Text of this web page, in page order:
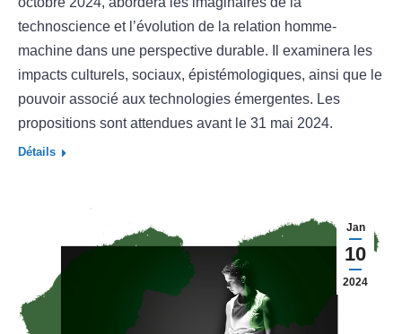
technoscience et l’évolution de la relation homme-
machine dans une perspective durable. Il examinera les
impacts culturels, sociaux, épistémologiques, ainsi que le
pouvoir associé aux technologies émergentes. Les
propositions sont attendues avant le 31 mai 2024.
Détails
Jan
10
2024